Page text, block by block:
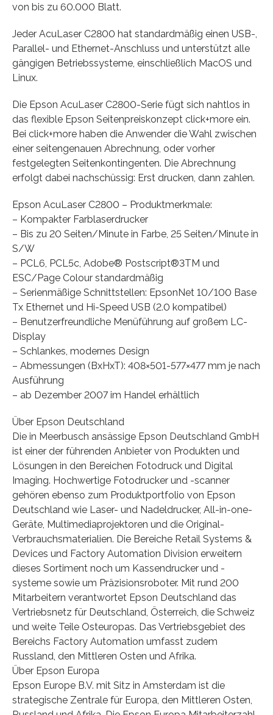
von bis zu 60.000 Blatt.
Jeder AcuLaser C2800 hat standardmäßig einen USB-,
Parallel- und Ethernet-Anschluss und unterstützt alle
gängigen Betriebssysteme, einschließlich MacOS und
Linux.
Die Epson AcuLaser C2800-Serie fügt sich nahtlos in
das flexible Epson Seitenpreiskonzept click+more ein.
Bei click+more haben die Anwender die Wahl zwischen
einer seitengenauen Abrechnung, oder vorher
festgelegten Seitenkontingenten. Die Abrechnung
erfolgt dabei nachschüssig: Erst drucken, dann zahlen.
Epson AcuLaser C2800 – Produktmerkmale:
– Kompakter Farblaserdrucker
– Bis zu 20 Seiten/Minute in Farbe, 25 Seiten/Minute in
S/W
– PCL6, PCL5c, Adobe® Postscript®3TM und
ESC/Page Colour standardmäßig
– Serienmäßige Schnittstellen: EpsonNet 10/100 Base
Tx Ethernet und Hi-Speed USB (2.0 kompatibel)
– Benutzerfreundliche Menüführung auf großem LC-
Display
– Schlankes, modernes Design
– Abmessungen (BxHxT): 408×501-577×477 mm je nach
Ausführung
– ab Dezember 2007 im Handel erhältlich
Über Epson Deutschland
Die in Meerbusch ansässige Epson Deutschland GmbH
ist einer der führenden Anbieter von Produkten und
Lösungen in den Bereichen Fotodruck und Digital
Imaging. Hochwertige Fotodrucker und -scanner
gehören ebenso zum Produktportfolio von Epson
Deutschland wie Laser- und Nadeldrucker, All-in-one-
Geräte, Multimediaprojektoren und die Original-
Verbrauchsmaterialien. Die Bereiche Retail Systems &
Devices und Factory Automation Division erweitern
dieses Sortiment noch um Kassendrucker und -
systeme sowie um Präzisionsroboter. Mit rund 200
Mitarbeitern verantwortet Epson Deutschland das
Vertriebsnetz für Deutschland, Österreich, die Schweiz
und weite Teile Osteuropas. Das Vertriebsgebiet des
Bereichs Factory Automation umfasst zudem
Russland, den Mittleren Osten und Afrika.
Über Epson Europa
Epson Europe B.V. mit Sitz in Amsterdam ist die
strategische Zentrale für Europa, den Mittleren Osten,